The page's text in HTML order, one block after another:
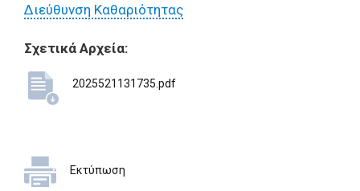
Διεύθυνση Καθαριότητας
Σχετικά Αρχεία:
2025521131735.pdf
Εκτύπωση